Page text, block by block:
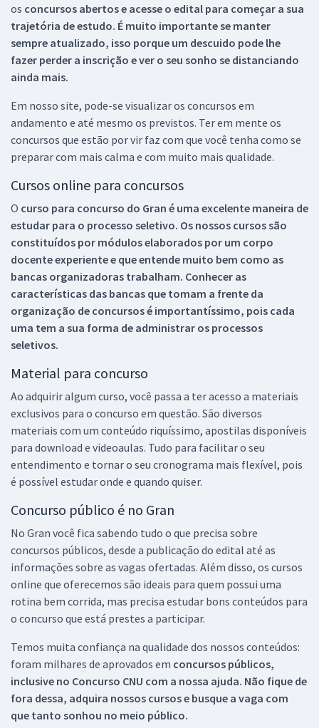
os concursos abertos e acesse o edital para começar a sua
trajetória de estudo. É muito importante se manter
sempre atualizado, isso porque um descuido pode lhe
fazer perder a inscrição e ver o seu sonho se distanciando
ainda mais.
Em nosso site, pode-se visualizar os concursos em
andamento e até mesmo os previstos. Ter em mente os
concursos que estão por vir faz com que você tenha como se
preparar com mais calma e com muito mais qualidade.
Cursos online para concursos
O curso para concurso do Gran é uma excelente maneira de
estudar para o processo seletivo. Os nossos cursos são
constituídos por módulos elaborados por um corpo
docente experiente e que entende muito bem como as
bancas organizadoras trabalham. Conhecer as
características das bancas que tomam a frente da
organização de concursos é importantíssimo, pois cada
uma tem a sua forma de administrar os processos
seletivos.
Material para concurso
Ao adquirir algum curso, você passa a ter acesso a materiais
exclusivos para o concurso em questão. São diversos
materiais com um conteúdo riquíssimo, apostilas disponíveis
para download e videoaulas. Tudo para facilitar o seu
entendimento e tornar o seu cronograma mais flexível, pois
é possível estudar onde e quando quiser.
Concurso público é no Gran
No Gran você fica sabendo tudo o que precisa sobre
concursos públicos, desde a publicação do edital até as
informações sobre as vagas ofertadas. Além disso, os cursos
online que oferecemos são ideais para quem possui uma
rotina bem corrida, mas precisa estudar bons conteúdos para
o concurso que está prestes a participar.
Temos muita confiança na qualidade dos nossos conteúdos:
foram milhares de aprovados em concursos públicos,
inclusive no Concurso CNU com a nossa ajuda. Não fique de
fora dessa, adquira nossos cursos e busque a vaga com
que tanto sonhou no meio público.